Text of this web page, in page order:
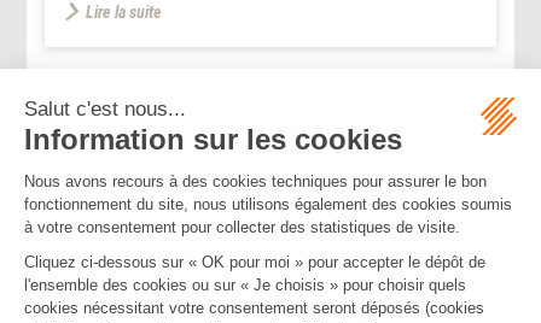
Lire la suite
<< < ...
>>
Mentions légalesPolitique de confidentialitéPolitique de cookies